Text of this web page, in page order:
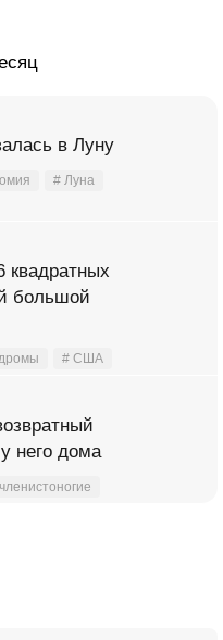
в Луну
# Луна
квадратных
большой
# США
него дома